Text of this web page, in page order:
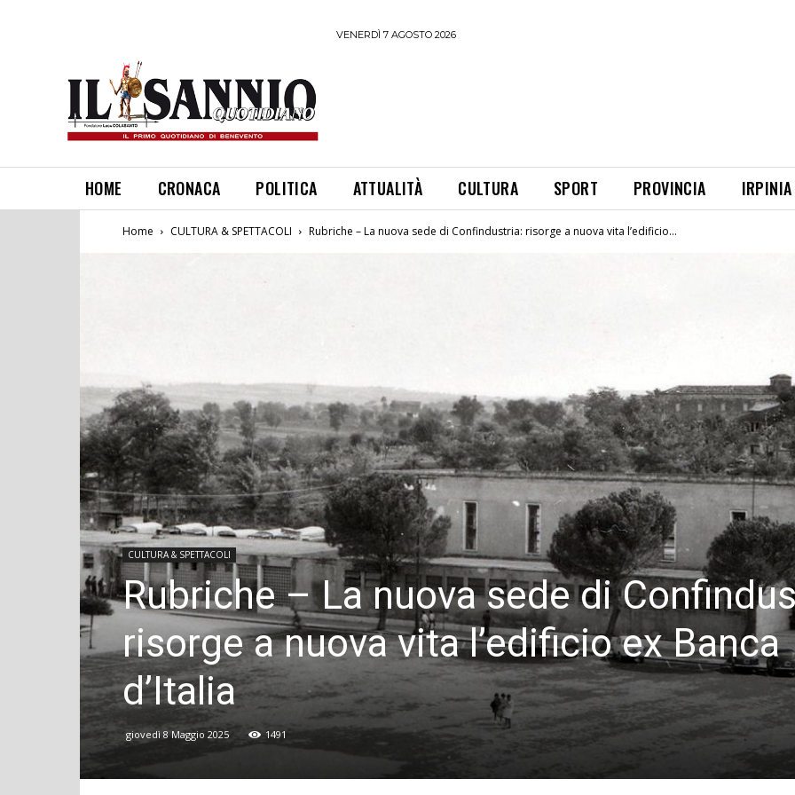
VENERDÌ 7 AGOSTO 2026
HOME CRONACA POLITICA ATTUALITÀ CULTURA SPORT PROVINCIA IRPINIA
Home CULTURA & SPETTACOLI Rubriche – La nuova sede di Confindustria: risorge a nuova vita l’edificio...
CULTURA & SPETTACOLI
Rubriche – La nuova sede di
risorge a nuova vita l’edificio ex Banca
d’Italia
giovedì 8 Maggio 2025 1491